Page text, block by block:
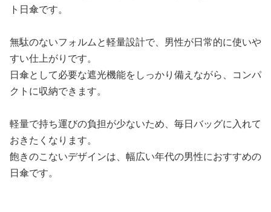
ト日傘です。
無駄のないフォルムと軽量設計で、男性が日常的に使いや
すい仕上がりです。
日傘として必要な遮光機能をしっかり備えながら、コンパ
クトに収納できます。
軽量で持ち運びの負担が少ないため、毎日バッグに入れて
おきたくなります。
飽きのこないデザインは、幅広い年代の男性におすすめの
日傘です。